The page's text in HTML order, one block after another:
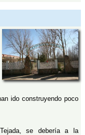
ido construyendo poco
se debería a la